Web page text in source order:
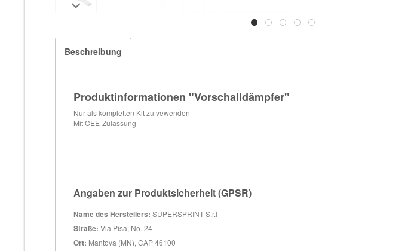
Beschreibung
Produktinformationen "Vorschalldämpfer"
Nur als kompletten Kit zu vewenden
Mit CEE-Zulassung
Angaben zur Produktsicherheit (GPSR)
Name des Herstellers: SUPERSPRINT S.r.l
Straße: Via Pisa, No. 24
Ort: Mantova (MN), CAP 46100